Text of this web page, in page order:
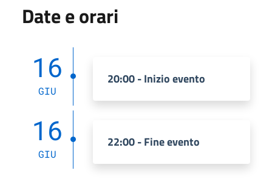
Date e orari
16
GIU
20:00 - Inizio evento
16
GIU
22:00 - Fine evento